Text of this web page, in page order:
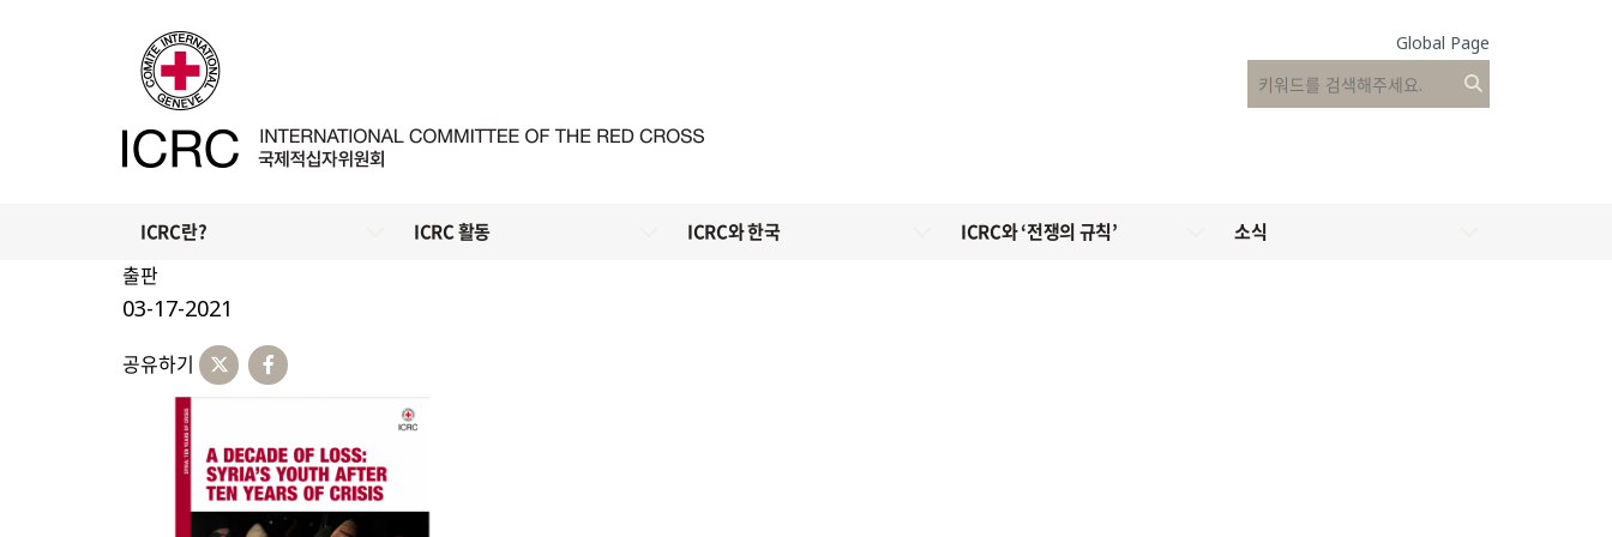
Global Page
ICRC란? ICRC 활동 ICRC와 한국 ICRC와 ‘전쟁의 규칙’
소식
출판
03-17-2021
공유하기